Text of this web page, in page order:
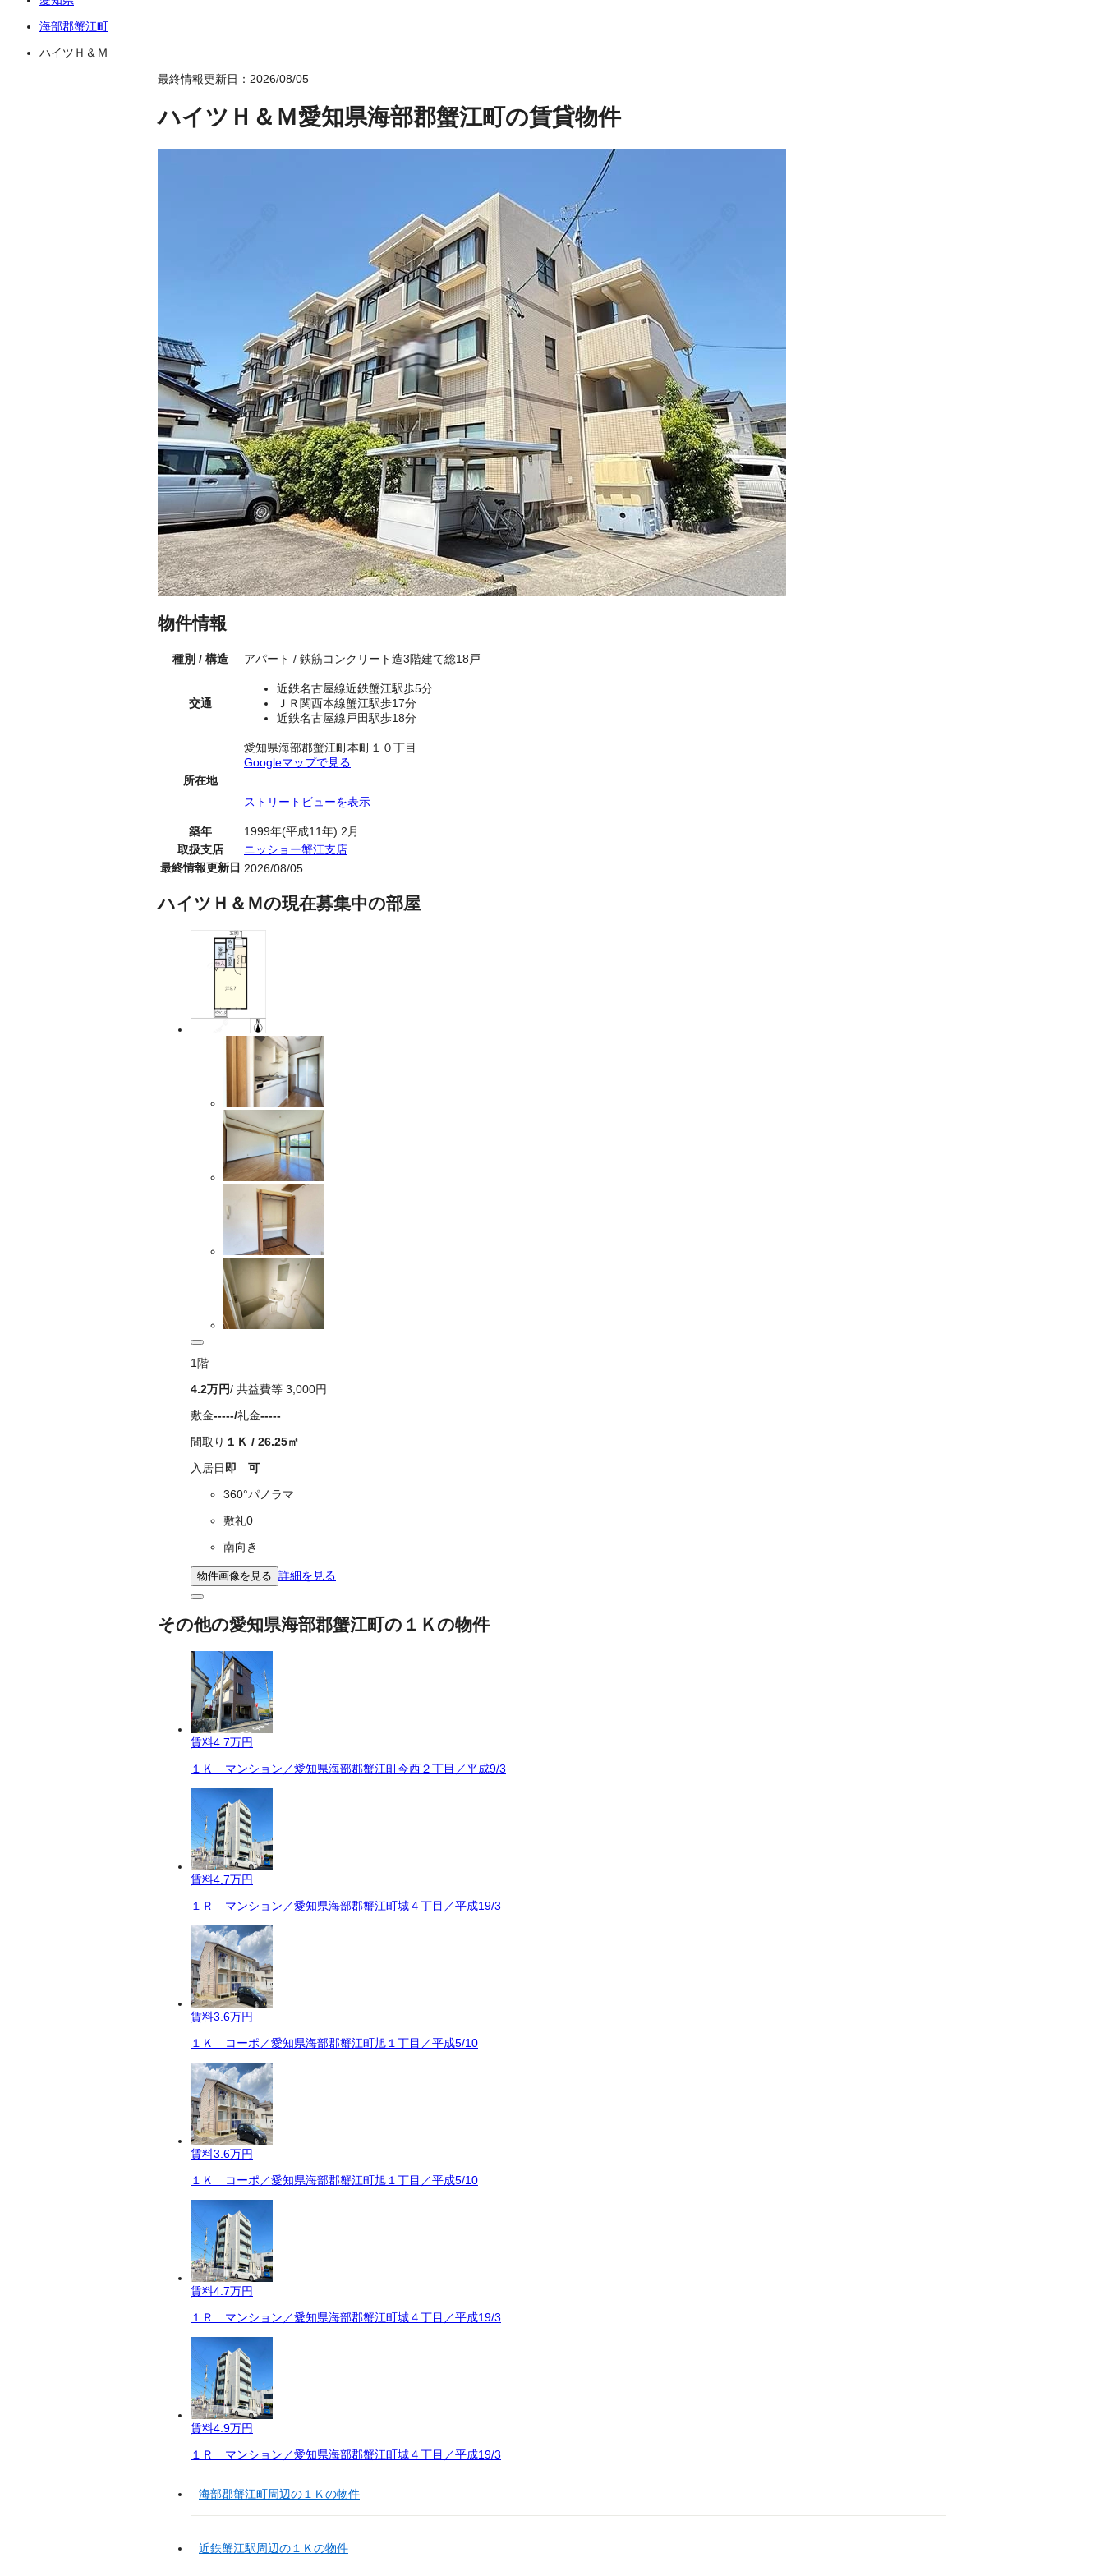
海部郡蟹江町
ハイツＨ＆Ｍ
最終情報更新日：2026/08/05
ハイツＨ＆Ｍ愛知県海部郡蟹江町の賃貸物件
物件情報
種別 / 構造 アパート / 鉄筋コンクリート造3階建て総18戸
交通
近鉄名古屋線近鉄蟹江駅歩5分
ＪＲ関西本線蟹江駅歩17分
近鉄名古屋線戸田駅歩18分
所在地
愛知県海部郡蟹江町本町１０丁目
Googleマップで見る
ストリートビューを表示
築年
1999年(平成11年) 2月
取扱支店
ニッショー蟹江支店
最終情報更新日 2026/08/05
ハイツＨ＆Ｍの現在募集中の部屋
1 階
4.2万円/ 共益費等 3,000円
敷金-----/礼金-----
間取り １Ｋ / 26.25㎡
入居日 即 可
360°パノラマ
敷礼0
南向き
物件画像を見る 詳細を見る
その他の愛知県海部郡蟹江町の１Ｋの物件
賃料4.7万円
１Ｋ マンション／愛知県海部郡蟹江町今西２丁目／平成9/3
賃料4.7万円
１Ｒ マンション／愛知県海部郡蟹江町城４丁目／平成19/3
賃料3.6万円
１Ｋ コーポ／愛知県海部郡蟹江町旭１丁目／平成5/10
賃料3.6万円
１Ｋ コーポ／愛知県海部郡蟹江町旭１丁目／平成5/10
賃料4.7万円
１Ｒ マンション／愛知県海部郡蟹江町城４丁目／平成19/3
賃料4.9万円
１Ｒ マンション／愛知県海部郡蟹江町城４丁目／平成19/3
海部郡蟹江町周辺の１Ｋの物件
近鉄蟹江駅周辺の１Ｋの物件